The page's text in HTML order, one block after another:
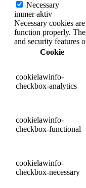
Necessary
immer aktiv
Necessary cookies
function properly.
and security features
Cookie
cookielawinfo-
checkbox-analytics
cookielawinfo-
checkbox-functional
cookielawinfo-
checkbox-necessary